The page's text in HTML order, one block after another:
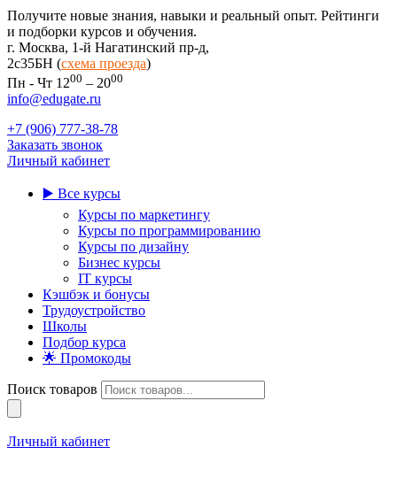
Получите новые знания, навыки и реальный опыт. Рейтинги
и подборки курсов и обучения.
г. Москва, 1-й Нагатинский пр-д,
2c35БН (схема проезда)
Пн - Чт 1200 – 2000
info@edugate.ru
+7 (906) 777-38-78
Заказать звонок
Личный кабинет
▶️ Все курсы
Курсы по маркетингу
Курсы по программированию
Курсы по дизайну
Бизнес курсы
IT курсы
Кэшбэк и бонусы
Трудоустройство
Школы
Подбор курса
🌟 Промокоды
Поиск товаров
Личный кабинет